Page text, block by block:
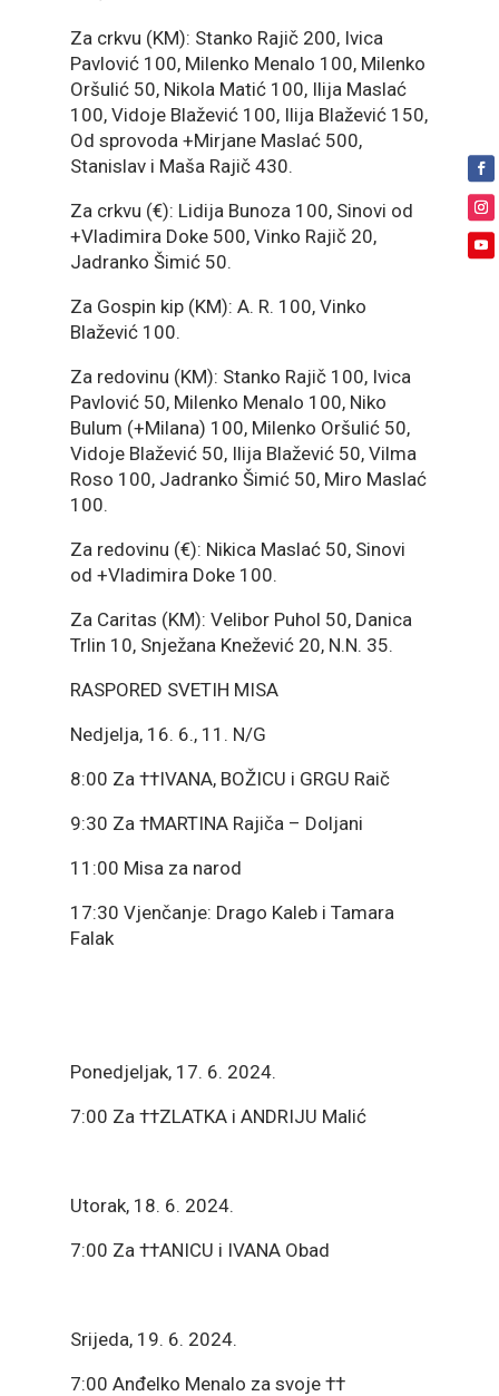
Za crkvu (KM): Stanko Rajič 200, Ivica
Pavlović 100, Milenko Menalo 100, Milenko
Oršulić 50, Nikola Matić 100, Ilija Maslać
100, Vidoje Blažević 100, Ilija Blažević 150,
Od sprovoda +Mirjane Maslać 500,
Stanislav i Maša Rajič 430.
Za crkvu (€): Lidija Bunoza 100, Sinovi od
+Vladimira Doke 500, Vinko Rajič 20,
Jadranko Šimić 50.
Za Gospin kip (KM): A. R. 100, Vinko
Blažević 100.
Za redovinu (KM): Stanko Rajič 100, Ivica
Pavlović 50, Milenko Menalo 100, Niko
Bulum (+Milana) 100, Milenko Oršulić 50,
Vidoje Blažević 50, Ilija Blažević 50, Vilma
Roso 100, Jadranko Šimić 50, Miro Maslać
100.
Za redovinu (€): Nikica Maslać 50, Sinovi
od +Vladimira Doke 100.
Za Caritas (KM): Velibor Puhol 50, Danica
Trlin 10, Snježana Knežević 20, N.N. 35.
RASPORED SVETIH MISA
Nedjelja, 16. 6., 11. N/G
8:00 Za ††IVANA, BOŽICU i GRGU Raič
9:30 Za †MARTINA Rajiča – Doljani
11:00 Misa za narod
17:30 Vjenčanje: Drago Kaleb i Tamara
Falak
Ponedjeljak, 17. 6. 2024.
7:00 Za ††ZLATKA i ANDRIJU Malić
Utorak, 18. 6. 2024.
7:00 Za ††ANICU i IVANA Obad
Srijeda, 19. 6. 2024.
7:00 Anđelko Menalo za svoje ††